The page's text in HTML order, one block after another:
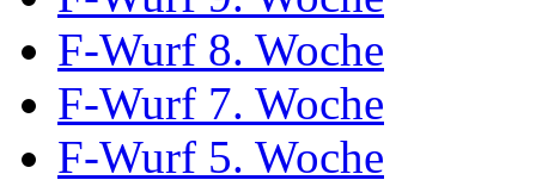
F-Wurf 8. Woche
F-Wurf 7. Woche
F-Wurf 5. Woche